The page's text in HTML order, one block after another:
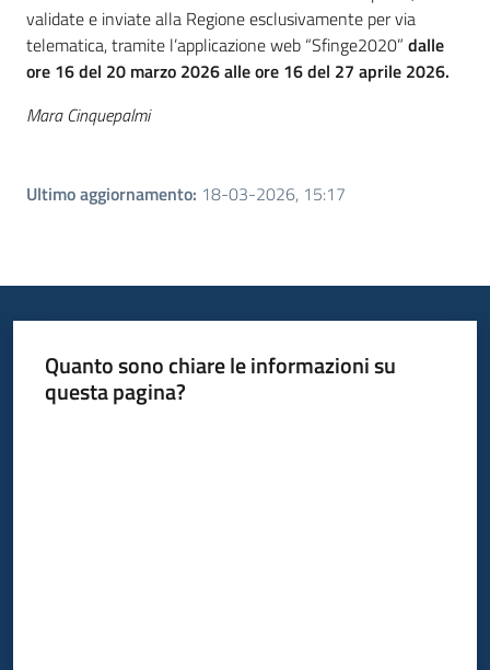
validate e inviate alla Regione esclusivamente per via
telematica, tramite l’applicazione web “Sfinge2020” dalle
ore 16 del 20 marzo 2026 alle ore 16 del 27 aprile 2026.
Mara Cinquepalmi
Ultimo aggiornamento: 18-03-2026, 15:17
Quanto sono chiare le informazioni su
questa pagina?